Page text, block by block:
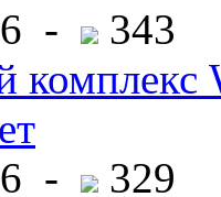
-
343
комплекс
-
329